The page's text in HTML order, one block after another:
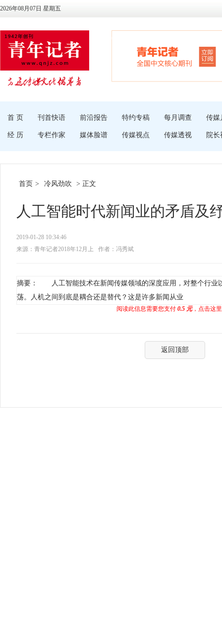
2026年08月07日 星期五
首 页 刊首快语 前沿报告 特约专稿 每月调查 传媒
经 历 专栏作家 媒体脸谱 传媒视点 传媒透视 院长
首页 > 冷风劲吹 > 正文
人工智能时代新闻业的矛盾及
2019-01-28 10:34:46
来源：青年记者2018年12月上
作者：冯秀斌
摘要： 人工智能技术在新闻传媒领域的深度应用，对整个行业
荡。人机之间到底是耦合还是替代？这是许多新闻从业
阅读此信息需要您支付 0.5 元，点击这
返回顶部